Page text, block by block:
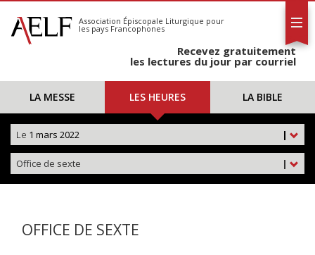
S'abonner
Calendrier
Association Épiscopale Liturgique pour
les pays Francophones
Recevez gratuitement
les lectures du jour par courriel
LA MESSE LES HEURES LA BIBLE
|
Le 1 mars 2022
|
Office de sexte
OFFICE DE SEXTE